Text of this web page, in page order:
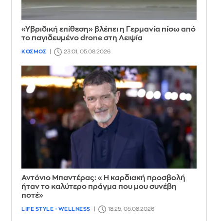
«Υβριδική επίθεση» βλέπει η Γερμανία πίσω από
το παγιδευμένο drone στη Λειψία
ΚΟΣΜΟΣ 23:01, 05.08.2026
Αντόνιο Μπαντέρας: «Η καρδιακή προσβολή
ήταν το καλύτερο πράγμα που μου συνέβη
ποτέ»
LIFE STYLE - WELLNESS 18:25, 05.08.2026